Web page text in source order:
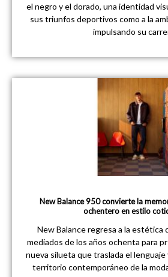
el negro y el dorado, una identidad
sus triunfos deportivos como a la
impulsando su
New Balance 950 convierte la
ochentero en estilo
New Balance regresa a la estética
mediados de los años ochenta para
nueva silueta que traslada el lenguaje
territorio contemporáneo de la